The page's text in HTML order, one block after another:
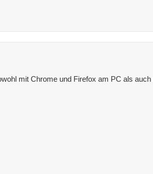
mit Chrome und Firefox am PC als